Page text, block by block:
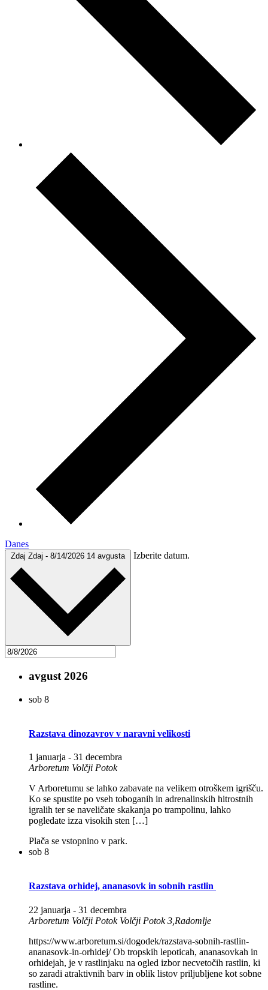
Danes
Zdaj Zdaj - 8/14/2026 14 avgusta Izberite datum.
avgust 2026
sob 8
Razstava dinozavrov v naravni velikosti
1 januarja - 31 decembra
Arboretum Volčji Potok
V Arboretumu se lahko zabavate na velikem otroškem igrišču.
Ko se spustite po vseh toboganih in adrenalinskih hitrostnih
igralih ter se naveličate skakanja po trampolinu, lahko
pogledate izza visokih sten […]
Plača se vstopnino v park.
sob 8
Razstava orhidej, ananasovk in sobnih rastlin
22 januarja - 31 decembra
Arboretum Volčji Potok Volčji Potok 3,Radomlje
https://www.arboretum.si/dogodek/razstava-sobnih-rastlin-
ananasovk-in-orhidej/ Ob tropskih lepoticah, ananasovkah in
orhidejah, je v rastlinjaku na ogled izbor necvetočih rastlin, ki
so zaradi atraktivnih barv in oblik listov priljubljene kot sobne
rastline.